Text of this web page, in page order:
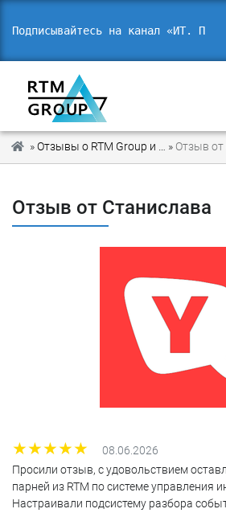
Подписывайтесь на канал «ИТ. П
» » Отзыв от
Отзыв от Станислава
08.06.2026
Просили отзыв, с удовольствием
парней из RTM по системе управления
Настраивали подсистему разбора